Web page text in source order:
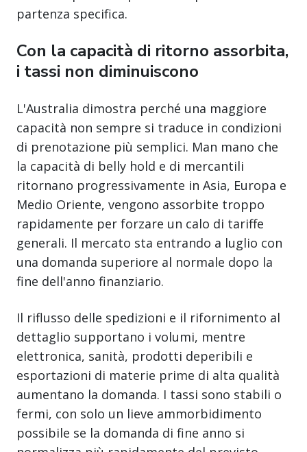
partenza specifica.
Con la capacità di ritorno assorbita,
i tassi non diminuiscono
L'Australia dimostra perché una maggiore
capacità non sempre si traduce in condizioni
di prenotazione più semplici. Man mano che
la capacità di belly hold e di mercantili
ritornano progressivamente in Asia, Europa e
Medio Oriente, vengono assorbite troppo
rapidamente per forzare un calo di tariffe
generali. Il mercato sta entrando a luglio con
una domanda superiore al normale dopo la
fine dell'anno finanziario.
Il riflusso delle spedizioni e il rifornimento al
dettaglio supportano i volumi, mentre
elettronica, sanità, prodotti deperibili e
esportazioni di materie prime di alta qualità
aumentano la domanda. I tassi sono stabili o
fermi, con solo un lieve ammorbidimento
possibile se la domanda di fine anno si